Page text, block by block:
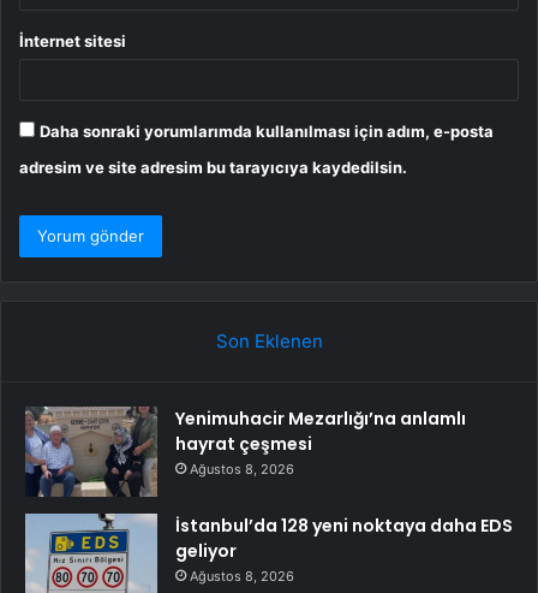
İnternet sitesi
Daha sonraki yorumlarımda kullanılması için adım, e-posta
adresim ve site adresim bu tarayıcıya kaydedilsin.
Son Eklenen
Yenimuhacir Mezarlığı’na anlamlı
hayrat çeşmesi
Ağustos 8, 2026
İstanbul’da 128 yeni noktaya daha EDS
geliyor
Ağustos 8, 2026